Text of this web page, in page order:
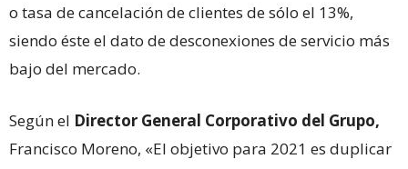
o tasa de cancelación de clientes de sólo el 13%,
siendo éste el dato de desconexiones de servicio más
bajo del mercado.
Según el Director General Corporativo del Grupo,
Francisco Moreno, «El objetivo para 2021 es duplicar